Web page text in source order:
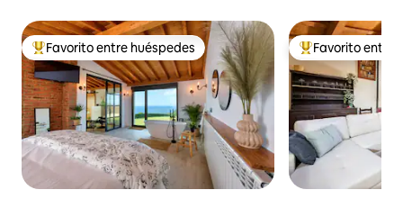
Favorito entre huéspedes preferido
Favorito entre huéspedes Favorito entre
Favorito entre